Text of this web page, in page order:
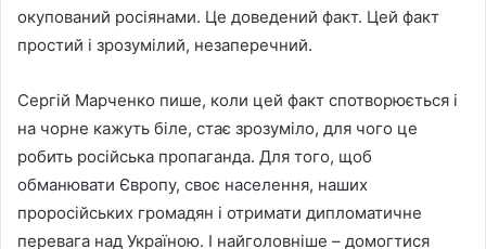
окупований росіянами. Це доведений факт. Цей факт
простий і зрозумілий, незаперечний.
Сергій Марченко пише, коли цей факт спотворюється і
на чорне кажуть біле, стає зрозуміло, для чого це
робить російська пропаганда. Для того, щоб
обманювати Європу, своє населення, наших
проросійських громадян і отримати дипломатичне
перевага над Україною. І найголовніше – домогтися